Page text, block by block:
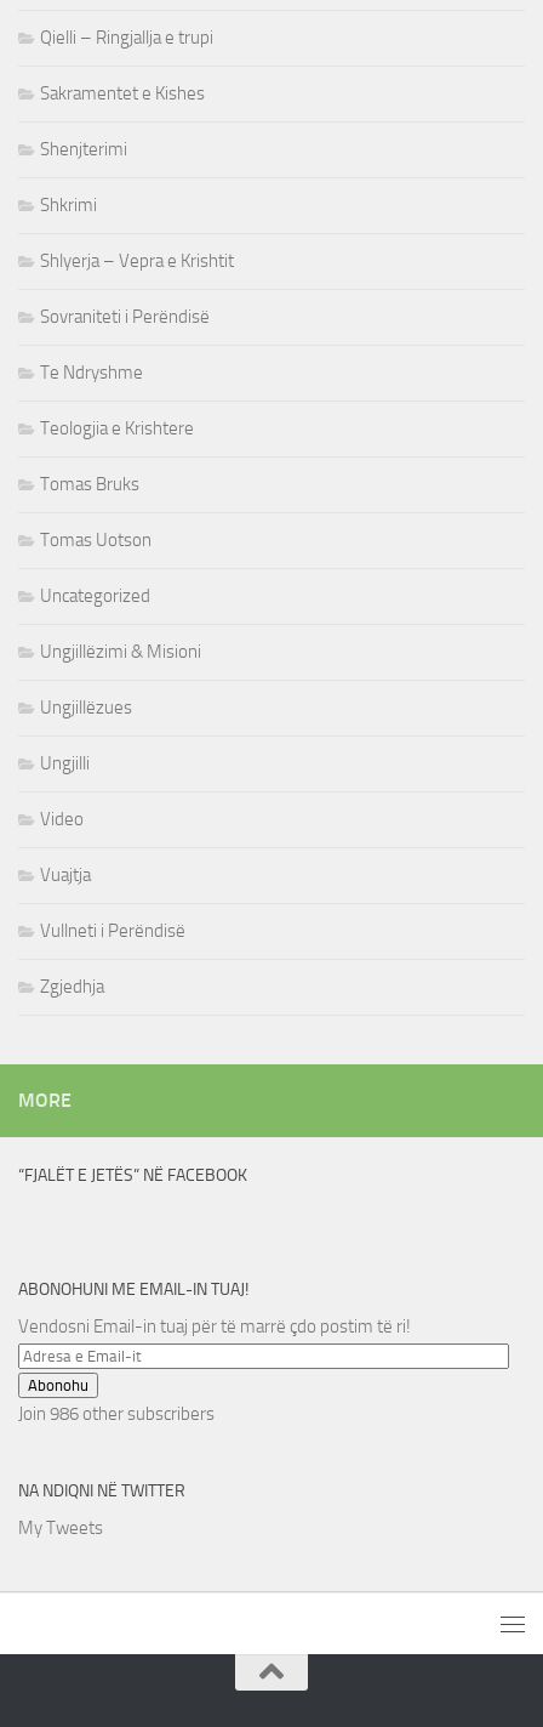
Qielli – Ringjallja e trupi
Sakramentet e Kishes
Shenjterimi
Shkrimi
Shlyerja – Vepra e Krishtit
Sovraniteti i Perëndisë
Te Ndryshme
Teologjia e Krishtere
Tomas Bruks
Tomas Uotson
Uncategorized
Ungjillëzimi & Misioni
Ungjillëzues
Ungjilli
Video
Vuajtja
Vullneti i Perëndisë
Zgjedhja
MORE
“FJALËT E JETËS” NË FACEBOOK
ABONOHUNI ME EMAIL-IN TUAJ!
Vendosni Email-in tuaj për të marrë çdo postim të ri!
Adresa
e
Email-
Abonohu
Join 986 other subscribers
NA NDIQNI NË TWITTER
My Tweets